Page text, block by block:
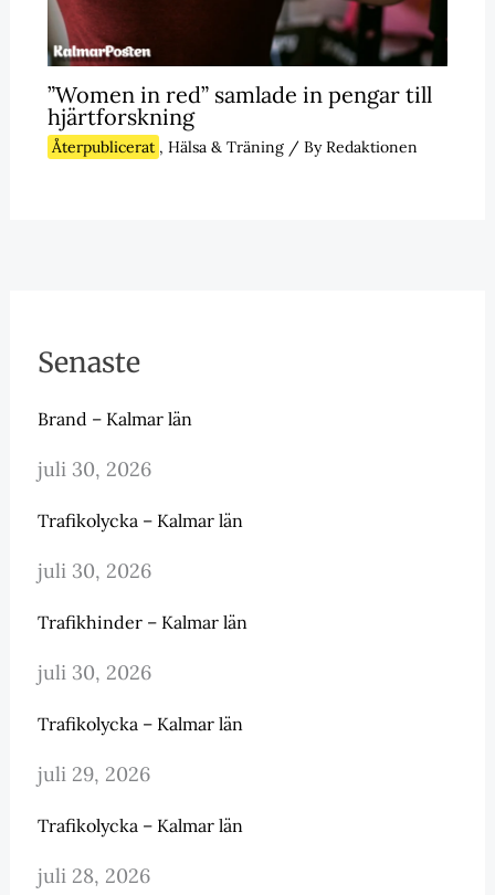
”Women in red” samlade in pengar till
hjärtforskning
Återpublicerat , Hälsa & Träning/ ByRedaktionen
Senaste
Brand – Kalmar län
juli 30, 2026
Trafikolycka – Kalmar län
juli 30, 2026
Trafikhinder – Kalmar län
juli 30, 2026
Trafikolycka – Kalmar län
juli 29, 2026
Trafikolycka – Kalmar län
juli 28, 2026